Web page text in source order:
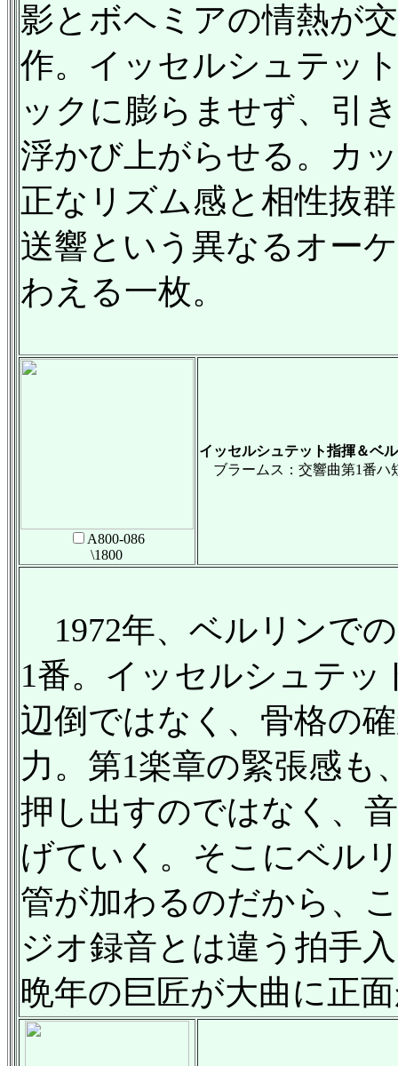
影とボヘミアの情熱が
作。イッセルシュテッ
ックに膨らませず、引
浮かび上がらせる。カ
正なリズム感と相性抜
送響という異なるオー
わえる一枚。
A800-086
\1800
イッセルシュテット指揮＆ベ
ブラームス：交響曲第1番ハ
1972年、ベルリンで
1番。イッセルシュテ
辺倒ではなく、骨格の
力。第1楽章の緊張感も
押し出すのではなく、
げていく。そこにベル
管が加わるのだから、
ジオ録音とは違う拍手
晩年の巨匠が大曲に正